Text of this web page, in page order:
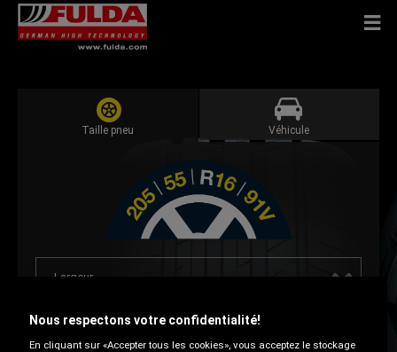
Taille pneu Véhicule
Largeur
Hauteur
Nous respectons votre confidentialité!
En cliquant sur «Accepter tous les cookies», vous acceptez le stockage